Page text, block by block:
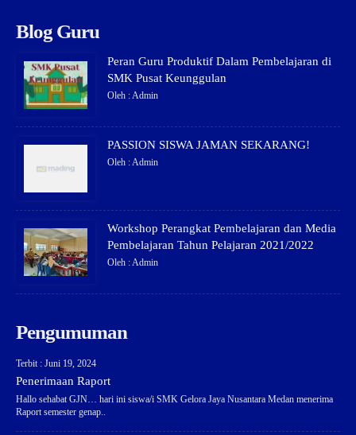
Blog Guru
Peran Guru Produktif Dalam Pembelajaran di
SMK Pusat Keunggulan
Oleh : Admin
PASSION SISWA JAMAN SEKARANG!
Oleh : Admin
Workshop Perangkat Pembelajaran dan Media
Pembelajaran Tahun Pelajaran 2021/2022
Oleh : Admin
Pengumuman
Terbit : Juni 19, 2024
Penerimaan Raport
Hallo sehabat GJN… hari ini siswa/i SMK Gelora Jaya Nusantara Medan menerima
Raport semester genap..